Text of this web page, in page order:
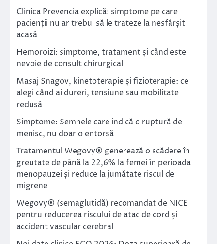
Clinica Prevencia explică: simptome pe care
pacienții nu ar trebui să le trateze la nesfârșit
acasă
Hemoroizi: simptome, tratament și când este
nevoie de consult chirurgical
Masaj Snagov, kinetoterapie și fizioterapie: ce
alegi când ai dureri, tensiune sau mobilitate
redusă
Simptome: Semnele care indică o ruptură de
menisc, nu doar o entorsă
Tratamentul Wegovy® generează o scădere în
greutate de până la 22,6% la femei în perioada
menopauzei și reduce la jumătate riscul de
migrene
Wegovy® (semaglutidă) recomandat de NICE
pentru reducerea riscului de atac de cord și
accident vascular cerebral